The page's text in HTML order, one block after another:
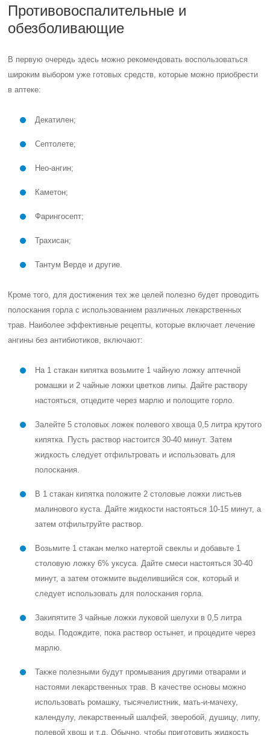
Противовоспалительные и
обезболивающие
В первую очередь здесь можно рекомендовать воспользоваться
широким выбором уже готовых средств, которые можно приобрести
в аптеке:
Декатилен;
Септолете;
Нео-ангин;
Каметон;
Фарингосепт;
Трахисан;
Тантум Верде и другие.
Кроме того, для достижения тех же целей полезно будет проводить
полоскания горла с использованием различных лекарственных
трав. Наиболее эффективные рецепты, которые включает лечение
ангины без антибиотиков, включают:
На 1 стакан кипятка возьмите 1 чайную ложку аптечной
ромашки и 2 чайные ложки цветков липы. Дайте раствору
настояться, отцедите через марлю и полощите горло.
Залейте 5 столовых ложек полевого хвоща 0,5 литра крутого
кипятка. Пусть раствор настоится 30-40 минут. Затем
жидкость следует отфильтровать и использовать для
полоскания.
В 1 стакан кипятка положите 2 столовые ложки листьев
малинового куста. Дайте жидкости настояться 10-15 минут, а
затем отфильтруйте раствор.
Возьмите 1 стакан мелко натертой свеклы и добавьте 1
столовую ложку 6% уксуса. Дайте смеси настояться 30-40
минут, а затем отожмите выделившийся сок, который и
следует использовать для полоскания горла.
Закипятите 3 чайные ложки луковой шелухи в 0,5 литра
воды. Подождите, пока раствор остынет, и процедите через
марлю.
Также полезными будут промывания другими отварами и
настоями лекарственных трав. В качестве основы можно
использовать ромашку, тысячелистник, мать-и-мачеху,
календулу, лекарственный шалфей, зверобой, душицу, липу,
полевой хвощ и т.д. Обычно, чтобы приготовить жидкость